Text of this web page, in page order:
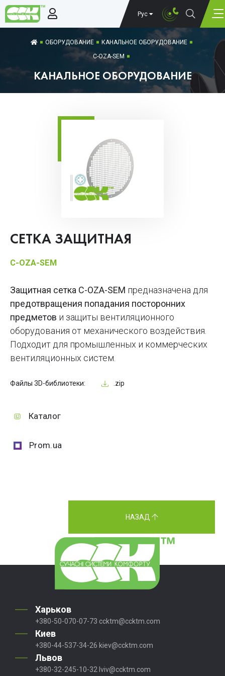
Рус
ОБОРУДОВАНИЕ
КАНАЛЬНОЕ ОБОРУДОВАНИЕ
C-OZA-SЕМ
КАНАЛЬНОЕ ОБОРУДОВАНИЕ
СЕТКА ЗАЩИТНАЯ
C-OZA-SЕМ
Защитная сетка C-OZA-SEM предназначена для
предотвращения попадания посторонних
предметов и защиты вентиляционного
оборудования от механического воздействия.
Подходит для промышленных и коммерческих
вентиляционных систем.
Файлы 3D-библиотеки: .zip
Каталог
Prom.ua
НАЗАД
Харьков
+380-50-070-07-73 ccktm@ccktm.com
Киев
+380-44-537-34-26 kiev@ccktm.com
Львов
+380-32-245-10-32 lviv@ccktm.com